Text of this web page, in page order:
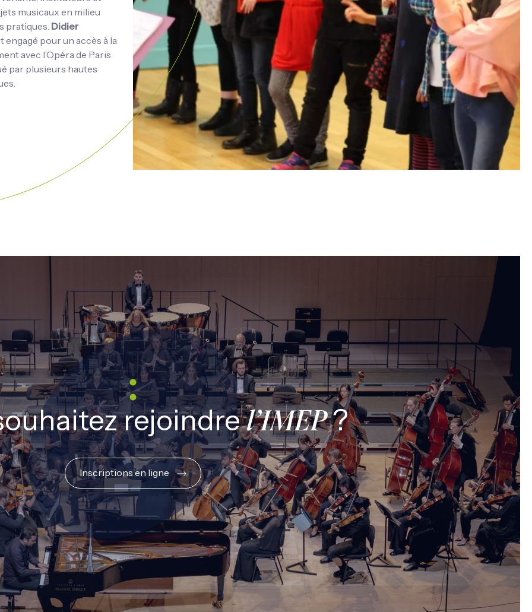
musicaux en milieu
pratiques. Didier
pour un accès à la
avec l’Opéra de Paris
par plusieurs hautes
rejoindrel’IMEP?
Inscriptions en ligne